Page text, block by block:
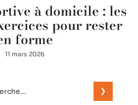
à domicile : les
pour rester
forme
11 mars 2026